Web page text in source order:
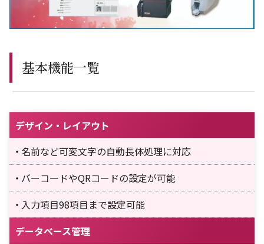
基本機能一覧
デザイン・レイアウト
名前など可変文字の自動長体処理に対応
バーコードやQRコードの設定が可能
入力項目98項目まで設定可能
データベース管理